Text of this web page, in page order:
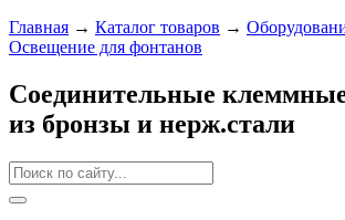
Главная → Каталог товаров →
Освещение для фонтанов
Соединительные
из бронзы и нерж.стали